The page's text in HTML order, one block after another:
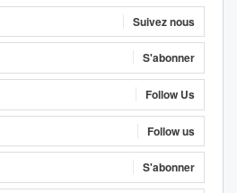
Suivez nous
S'abonner
Follow Us
Follow us
S'abonner